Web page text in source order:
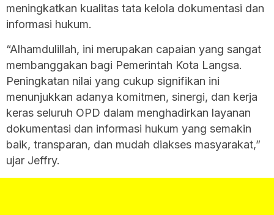
meningkatkan kualitas tata kelola dokumentasi dan
informasi hukum.
“Alhamdulillah, ini merupakan capaian yang sangat
membanggakan bagi Pemerintah Kota Langsa.
Peningkatan nilai yang cukup signifikan ini
menunjukkan adanya komitmen, sinergi, dan kerja
keras seluruh OPD dalam menghadirkan layanan
dokumentasi dan informasi hukum yang semakin
baik, transparan, dan mudah diakses masyarakat,”
ujar Jeffry.